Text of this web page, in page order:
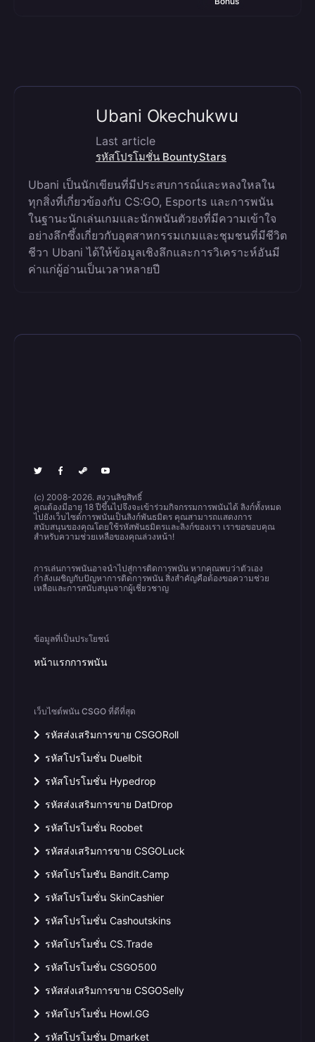
Ubani Okechukwu
Last article
รหัสโปรโมชั่น BountyStars
Ubani เป็นนักเขียนที่มีประสบการณ์และหลงใหลใน
ทุกสิ่งที่เกี่ยวข้องกับ CS:GO, Esports และการพนัน
ในฐานะนักเล่นเกมและนักพนันตัวยงที่มีความเข้าใจ
อย่างลึกซึ้งเกี่ยวกับอุตสาหกรรมเกมและชุมชนที่มีชีวิต
ชีวา Ubani ได้ให้ข้อมูลเชิงลึกและการวิเคราะห์อันมี
ค่าแก่ผู้อ่านเป็นเวลาหลายปี
(c) 2008-2026. สงวนลิขสิทธิ์
คุณต้องมีอายุ 18 ปีขึ้นไปจึงจะเข้าร่วมกิจกรรมการพนันได้ ลิงก์ทั้งหมด
ไปยังเว็บไซต์การพนันเป็นลิงก์พันธมิตร คุณสามารถแสดงการ
สนับสนุนของคุณโดยใช้รหัสพันธมิตรและลิงก์ของเรา เราขอขอบคุณ
สำหรับความช่วยเหลือของคุณล่วงหน้า!
การเล่นการพนันอาจนำไปสู่การติดการพนัน หากคุณพบว่าตัวเอง
กำลังเผชิญกับปัญหาการติดการพนัน สิ่งสำคัญคือต้องขอความช่วย
เหลือและการสนับสนุนจากผู้เชี่ยวชาญ
เว็บไซต์พนัน CSGO ที่ดีที่สุด
รหัสส่งเสริมการขาย CSGORoll
รหัสโปรโมชั่น Duelbit
รหัสโปรโมชั่น Hypedrop
รหัสส่งเสริมการขาย DatDrop
รหัสโปรโมชั่น Roobet
รหัสส่งเสริมการขาย CSGOLuck
รหัสโปรโมชัน Bandit.Camp
รหัสโปรโมชั่น SkinCashier
รหัสโปรโมชั่น Cashoutskins
รหัสโปรโมชั่น CS.Trade
รหัสโปรโมชั่น CSGO500
รหัสส่งเสริมการขาย CSGOSelly
รหัสโปรโมชั่น Howl.GG
รหัสโปรโมชั่น Dmarket
ข้อมูลที่เป็นประโยชน์
หน้าแรกการพนัน